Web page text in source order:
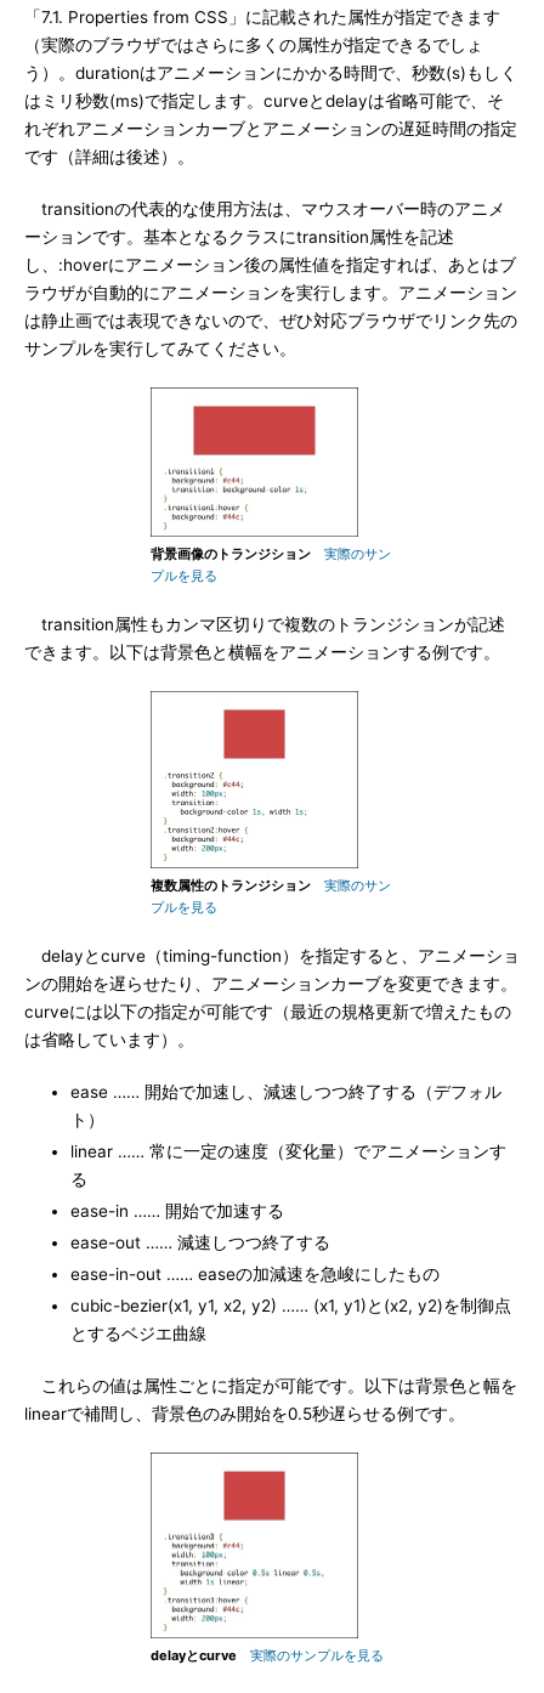
「7.1. Properties from CSS」に記載された属性が指定できます
（実際のブラウザではさらに多くの属性が指定できるでしょ
う）。durationはアニメーションにかかる時間で、秒数(s)もしく
はミリ秒数(ms)で指定します。curveとdelayは省略可能で、そ
れぞれアニメーションカーブとアニメーションの遅延時間の指定
です（詳細は後述）。
transitionの代表的な使用方法は、マウスオーバー時のアニメ
ーションです。基本となるクラスにtransition属性を記述
し、:hoverにアニメーション後の属性値を指定すれば、あとはブ
ラウザが自動的にアニメーションを実行します。アニメーション
は静止画では表現できないので、ぜひ対応ブラウザでリンク先の
サンプルを実行してみてください。
背景画像のトランジション
実際のサン
プルを見る
transition属性もカンマ区切りで複数のトランジションが記述
できます。以下は背景色と横幅をアニメーションする例です。
複数属性のトランジション
実際のサン
プルを見る
delayとcurve（timing-function）を指定すると、アニメーショ
ンの開始を遅らせたり、アニメーションカーブを変更できます。
curveには以下の指定が可能です（最近の規格更新で増えたもの
は省略しています）。
ease …… 開始で加速し、減速しつつ終了する（デフォル
ト）
linear …… 常に一定の速度（変化量）でアニメーションす
る
ease-in …… 開始で加速する
ease-out …… 減速しつつ終了する
ease-in-out …… easeの加減速を急峻にしたもの
cubic-bezier(x1, y1, x2, y2) …… (x1, y1)と(x2, y2)を制御点
とするベジエ曲線
これらの値は属性ごとに指定が可能です。以下は背景色と幅を
linearで補間し、背景色のみ開始を0.5秒遅らせる例です。
delayとcurve 実際のサンプルを見る